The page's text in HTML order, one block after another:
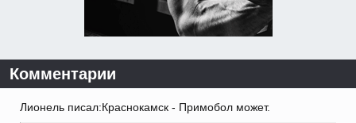
Комментарии
Лионель писал:Краснокамск - Примобол может.